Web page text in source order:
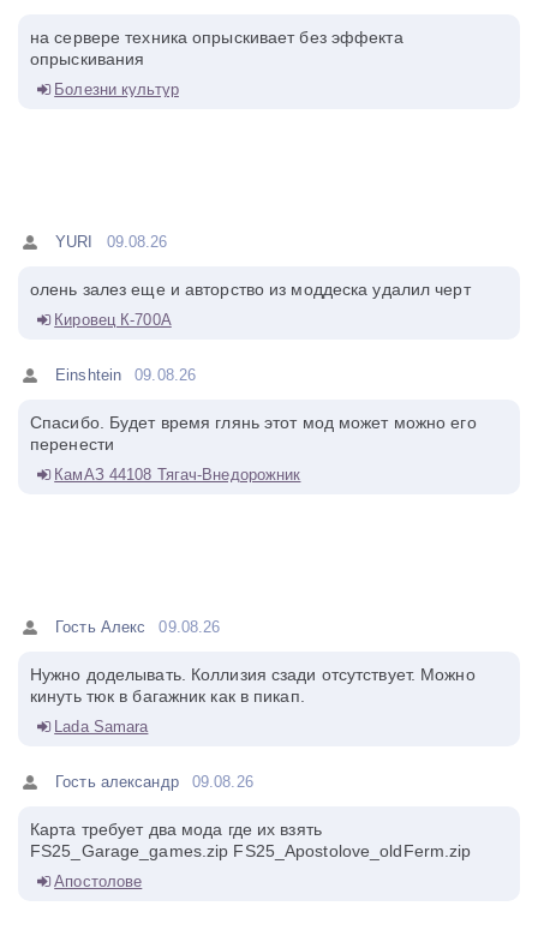
на сервере техника опрыскивает без эффекта
опрыскивания
Болезни культур
YURI 09.08.26
олень залез еще и авторство из моддеска удалил черт
Кировец К-700А
Einshtein 09.08.26
Спасибо. Будет время глянь этот мод может можно его
перенести
КамАЗ 44108 Тягач-Внедорожник
Гость Алекс 09.08.26
Нужно доделывать. Коллизия сзади отсутствует. Можно
кинуть тюк в багажник как в пикап.
Lada Samara
Гость александр 09.08.26
Карта требует два мода где их взять
FS25_Garage_games.zip FS25_Apostolove_oldFerm.zip
Апостолове